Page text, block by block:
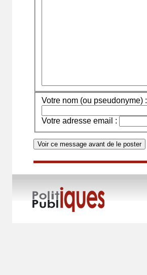
Votre nom (ou pseudonyme) :
Votre adresse email :